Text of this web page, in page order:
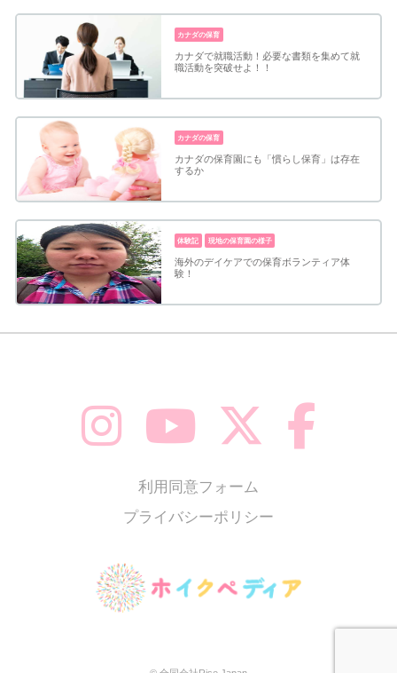
カナダの保育
カナダで就職活動！必要な書類を集めて就
職活動を突破せよ！！
カナダの保育
カナダの保育園にも「慣らし保育」は存在
するか
体験記 現地の保育園の様子
海外のデイケアでの保育ボランティア体
験！
利用同意フォーム
プライバシーポリシー